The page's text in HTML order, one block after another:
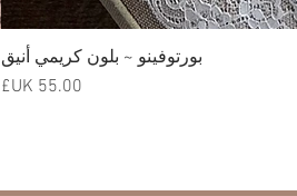
بورتوفينو ~ بلون كريمي أنيق
السعر